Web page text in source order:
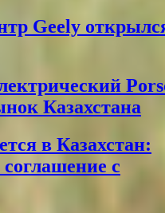
Geely
Казахстана
в Казахстан:
с